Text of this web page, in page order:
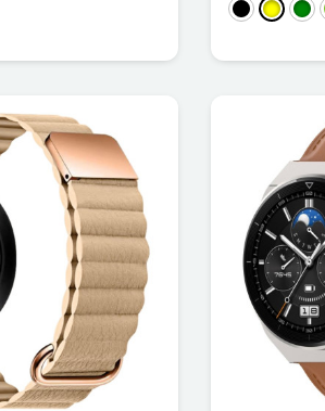
NegroAmarillo